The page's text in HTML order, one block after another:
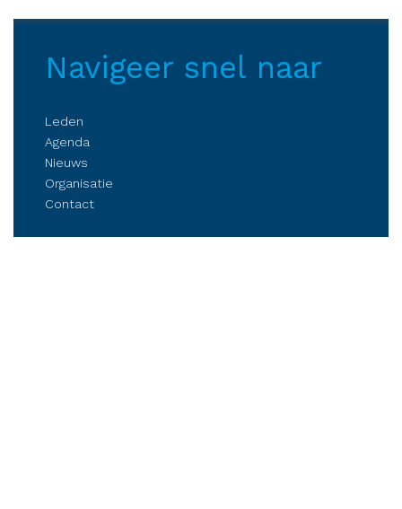
Navigeer snel naar
Leden
Agenda
Nieuws
Organisatie
Contact